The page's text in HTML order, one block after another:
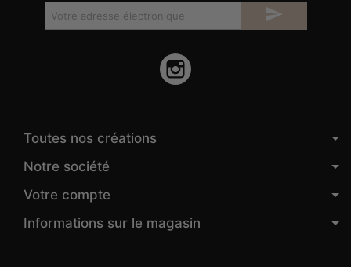

Toutes nos créations
Notre société
Votre compte
Informations sur le magasin